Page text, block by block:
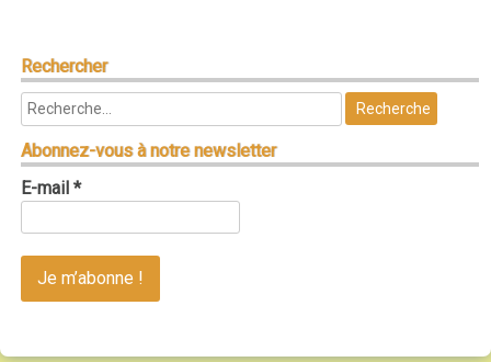
Rechercher
Abonnez-vous à notre newsletter
E-mail*